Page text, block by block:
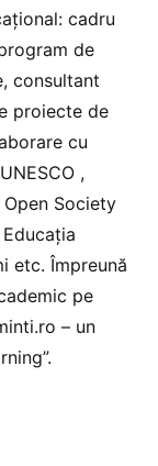
cadru
de
consultant
proiecte de
cu
,
Society
etc. Împreună
pe
– un